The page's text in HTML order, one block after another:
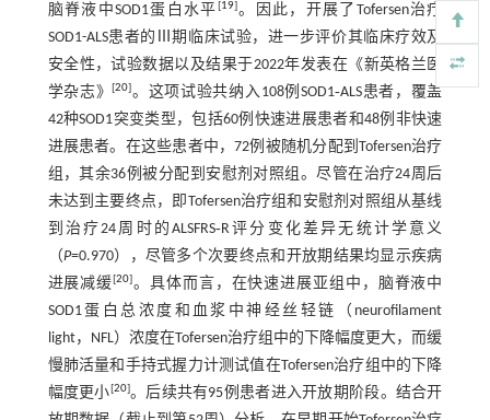
脑脊液中SOD1蛋白水平 [19]。因此，开展了Tofersen治疗
SOD1-ALS患者的Ⅲ期临床试验，进一步评价其临床疗效及
安全性，试验数据以及结果于2022年发表在《新英格兰医
学杂志》[20]。这项试验共纳入108例SOD1‐ALS患者，覆盖
42种SOD1突变类型，包括60例快速进展患者和48例非快速
进展患者。在这些患者中，72例被随机分配到Tofersen治疗
组，其余36例被分配到安慰剂对照组。尽管在治疗24周后
未达到主要终点，即Tofersen治疗组和安慰剂对照组从基线
到治疗24周时的ALSFRS‐R评分变化差异无统计学意义
（P=0.970），尽管多个次要终点和开放期结果均显示疾病
进展减缓[20]。具体而言，在快速进展亚组中，脑脊液中
SOD1蛋白总浓度和血浆中神经丝轻链（neurofilament
light，NFL）浓度在Tofersen治疗组中的下降幅度更大，而缓
慢肺活量和手持式握力计测试值在Tofersen治疗组中的下降
幅度更小[20]。后续共有95例患者进入开放期阶段。结合开